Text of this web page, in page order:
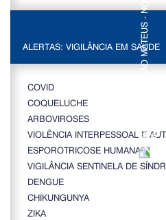
ALERTAS: VIGILÂNCIA EM SAÚDE
COVID
COQUELUCHE
ARBOVIROSES
VIOLÊNCIA INTERPESSOAL E
ESPOROTRICOSE HUMANA
VIGILÂNCIA SENTINELA DE
DENGUE
CHIKUNGUNYA
ZIKA